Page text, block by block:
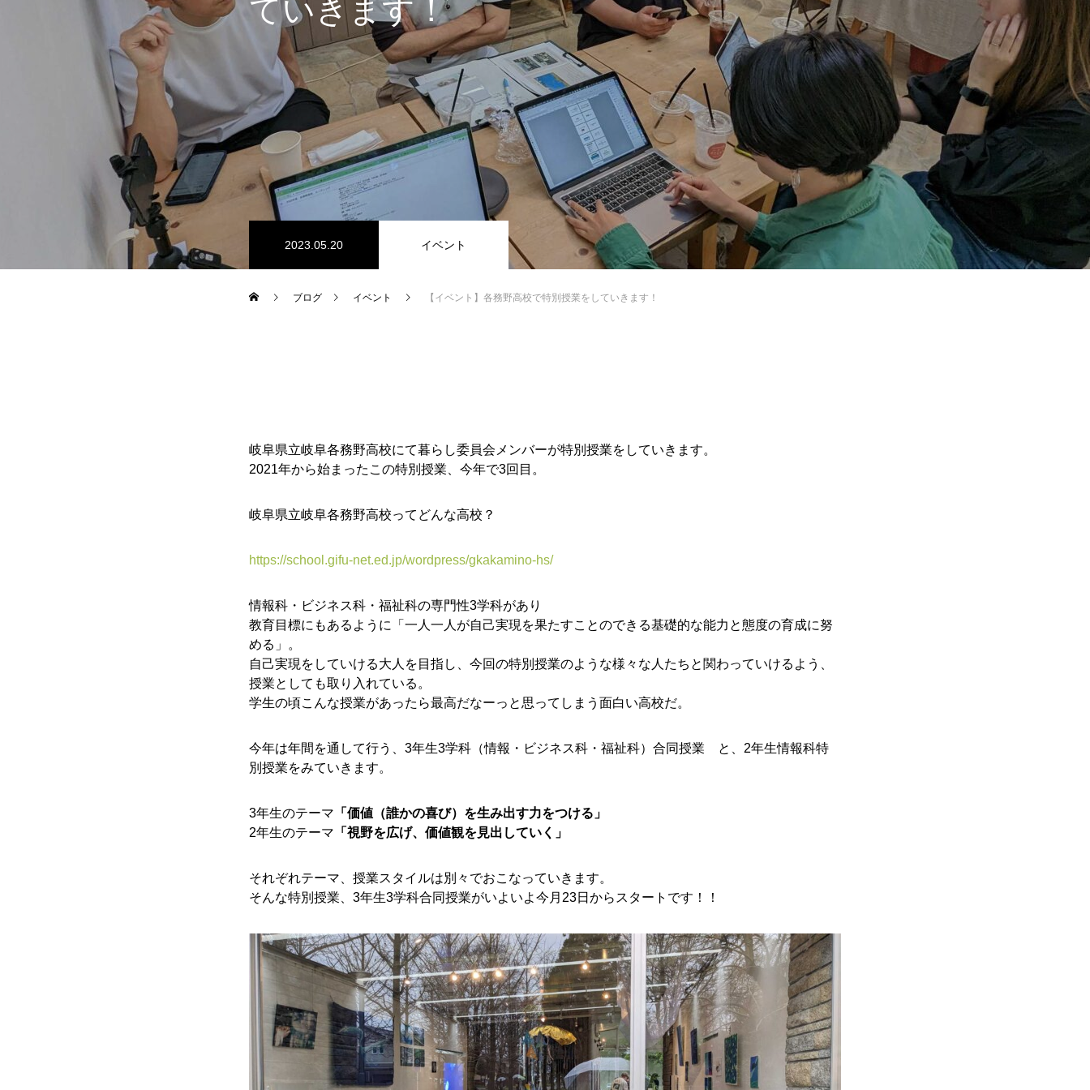
ていきます！
2023.05.20 イベント
ブログ イベント 【イベント】各務野高校で特別授業をしていきます！
岐阜県立岐阜各務野高校にて暮らし委員会メンバーが特別授業をしていきます。
2021年から始まったこの特別授業、今年で3回目。
岐阜県立岐阜各務野高校ってどんな高校？
https://school.gifu-net.ed.jp/wordpress/gkakamino-hs/
情報科・ビジネス科・福祉科の専門性3学科があり
教育目標にもあるように「一人一人が自己実現を果たすことのできる基礎的な能力と態度の育成に努
める」。
自己実現をしていける大人を目指し、今回の特別授業のような様々な人たちと関わっていけるよう、
授業としても取り入れている。
学生の頃こんな授業があったら最高だなーっと思ってしまう面白い高校だ。
今年は年間を通して行う、3年生3学科（情報・ビジネス科・福祉科）合同授業 と、2年生情報科特
別授業をみていきます。
3年生のテーマ 「価値（誰かの喜び）を生み出す力をつける」
2年生のテーマ 「視野を広げ、価値観を見出していく」
それぞれテーマ、授業スタイルは別々でおこなっていきます。
そんな特別授業、3年生3学科合同授業がいよいよ今月23日からスタートです！！